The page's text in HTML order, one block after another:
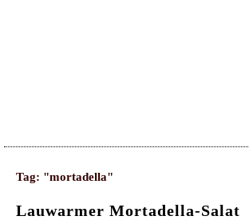
Tag: "mortadella"
Lauwarmer Mortadella-Salat